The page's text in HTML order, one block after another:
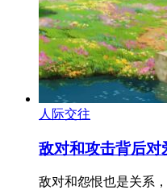
人际交往
敌对和攻击背后对
敌对和怨恨也是关系